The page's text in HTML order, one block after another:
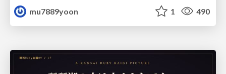
mu7889yoon
1 490